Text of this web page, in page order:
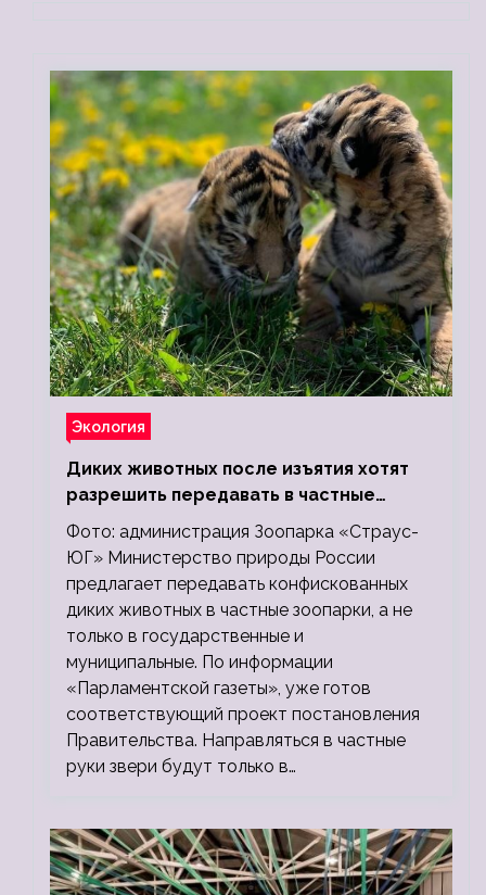
Экология
Диких животных после изъятия хотят
разрешить передавать в частные
зоопарки
Фото: администрация Зоопарка «Страус-
ЮГ» Министерство природы России
предлагает передавать конфискованных
диких животных в частные зоопарки, а не
только в государственные и
муниципальные. По информации
«Парламентской газеты», уже готов
соответствующий проект постановления
Правительства. Направляться в частные
руки звери будут только в…